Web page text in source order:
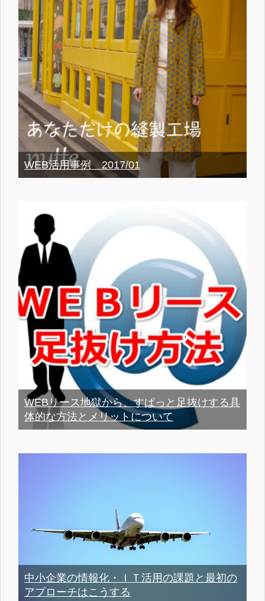
WEB活用事例 2017/01
WEBリース地獄から、すぱっと足抜けする具
体的な方法とメリットについて
中小企業の情報化・ＩＴ活用の課題と最初の
アプローチはこうする